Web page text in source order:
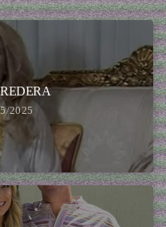
2025